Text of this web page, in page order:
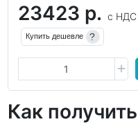
23423 р. с НДС
Купить дешевле ?
Как